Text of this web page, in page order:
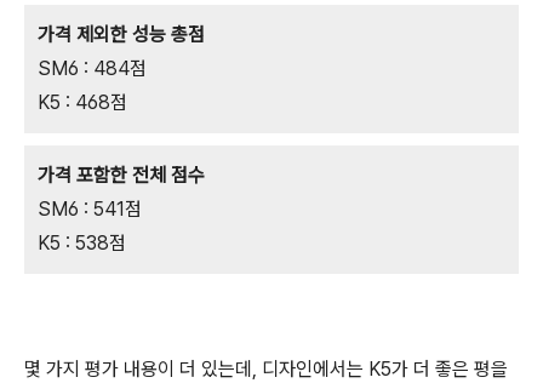
가격 제외한 성능 총점
SM6 : 484점
K5 : 468점
가격 포함한 전체 점수
SM6 : 541점
K5 : 538점
몇 가지 평가 내용이 더 있는데, 디자인에서는 K5가 더 좋은 평을